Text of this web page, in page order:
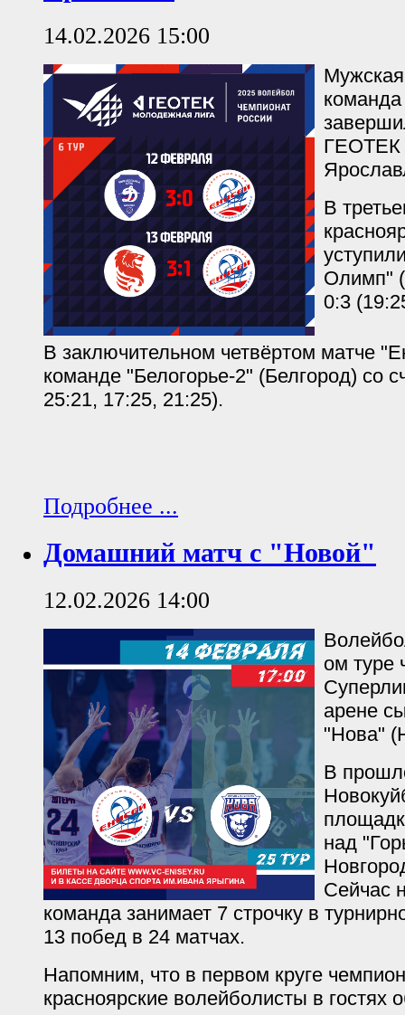
14.02.2026 15:00
ГЕОТЕК
В
Олимп"
0:3
В заключительном четвёртом матче
команде "Белогорье-2" (Белгород) со
25:21, 17:25, 21:25).
Подробнее ...
Домашний матч с "Новой"
12.02.2026 14:00
ом туре
арене
"Нова"
В
над
Сейчас
команда занимает 7 строчку в
13 побед в 24 матчах.
Напомним, что в первом круге
красноярские волейболисты в гостях